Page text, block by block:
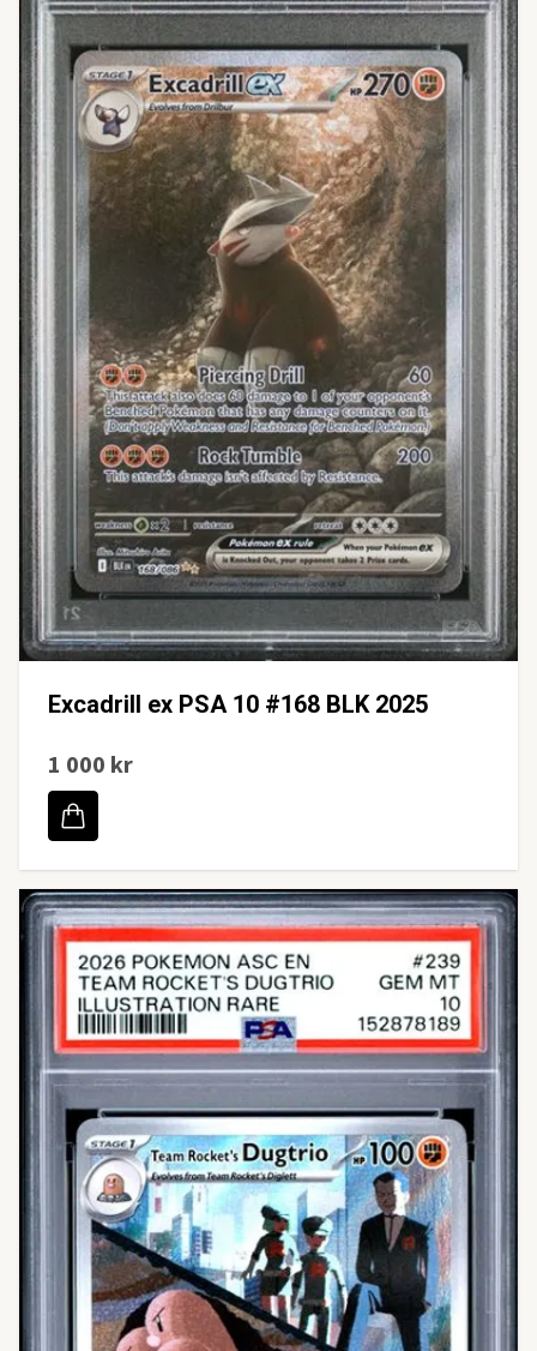
Excadrill ex PSA 10 #168 BLK 2025
1 000 kr